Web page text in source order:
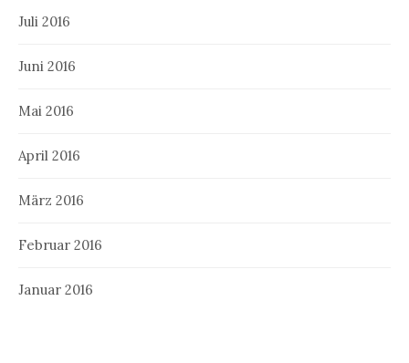
Juli 2016
Juni 2016
Mai 2016
April 2016
März 2016
Februar 2016
Januar 2016